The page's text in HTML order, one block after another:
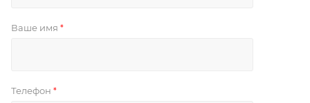
Ваше имя *
Телефон *